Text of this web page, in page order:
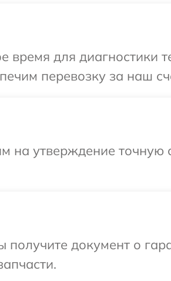
время для диагностики
перевозку за наш
на утверждение точную
документ о